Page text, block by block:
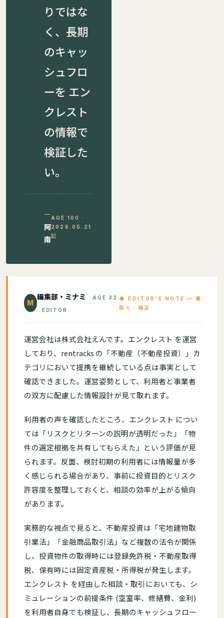
りではな
く、長期
のキャッ
シュフロ
ーを エン
クレスト
の情報で
検証した
い。
—
阿
南
AGE 100 ·
2026.05.21
記
M
編集部・ミナミ AGE 32
· EDITOR
◆ EDITOR'S NOTE — 裏
取り・補足
運営会社は株式会社えんです。エンクレスト を運営
しており、rentracks の「不動産（不動産投資）」カ
テゴリにおいて提携を継続している点は事実として
確認できました。運営姿勢として、利用者と事業者
の双方に配慮した情報設計が見て取れます。
利用者の声を確認したところ、エンクレスト につい
ては「リスクとリターンの説明が透明だった」「物
件の選定根拠を共有してもらえた」という評価が見
られます。反面、検討初期の利用者には情報量が多
く感じられる場合があり、事前に投資目的とリスク
許容度を整理しておくと、相談の効率が上がる傾向
があります。
実務的な視点で見ると、不動産投資は「宅地建物取
引業法」「金融商品取引法」など複数の法令が関係
し、投資物件の取得時には登録免許税・不動産取得
税、保有時には固定資産税・所得税が発生します。
エンクレスト を経由した相談・取引においても、シ
ミュレーションの前提条件 (空室率、修繕費、金利)
を利用者自身でも検証し、長期のキャッシュフロー